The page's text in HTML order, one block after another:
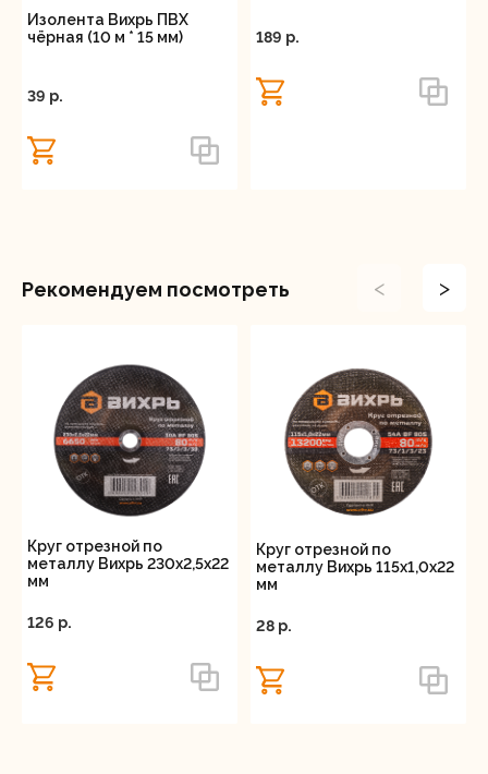
Изолента Вихрь ПВХ
чёрная (10 м * 15 мм)
39 p.
189 p.
Рекомендуем посмотреть < >
Круг отрезной по
металлу Вихрь 230х2,5х22
мм
126 p.
Круг отрезной по
металлу Вихрь 115х1,0х22
мм
28 p.